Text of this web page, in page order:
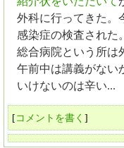
外科に行ってきた。
感染症の検査された
総合病院という所は
午前中は講義がない
いけないのは辛い...
[コメントを書く ]